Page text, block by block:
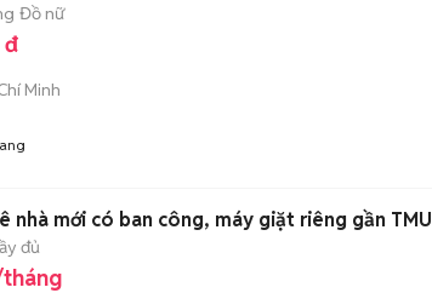
Đồ nữ
đ
Minh
nhà mới có ban công, máy giặt riêng gần TMU
đủ